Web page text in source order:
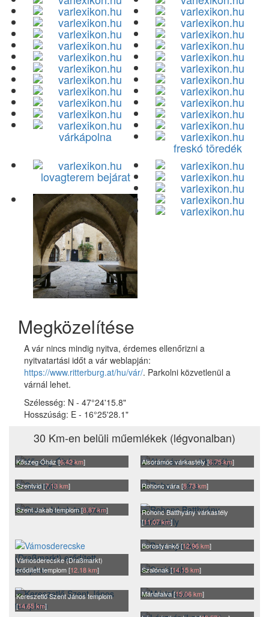
várkápolna
freskó töredék
lovagterem bejárat
Megközelítése
A vár nincs mindig nyitva, érdemes ellenőrizni a
nyitvatartási időt a vár weblapján:
https://www.ritterburg.at/hu/vár/. Parkolni közvetlenül a
várnál lehet.
Szélesség: N - 47°24'15.8"
Hosszúság: E - 16°25'28.1"
30 Km-en belüli műemlékek (légvonalban)
Kőszeg Óház [6.42 km] Alsórámóc várkastély [6.75 km]
Szentvid [7.13 km] Rohonc vára [8.73 km]
Szent Jakab templom [8.87 km]
Rohonc Batthyány várkastély
[11.07 km]
Vámosderecske (Draßmarkt)
erődített templom [12.18 km]
Borostyánkő [12.96 km]
Szalónak [14.15 km]
Kereszetlő Szent János templom
[14.65 km]
Máriafalva [15.06 km]